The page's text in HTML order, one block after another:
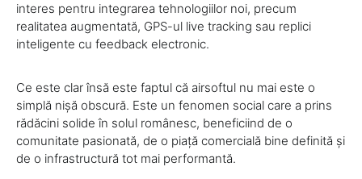
interes pentru integrarea tehnologiilor noi, precum
realitatea augmentată, GPS-ul live tracking sau replici
inteligente cu feedback electronic.
Ce este clar însă este faptul că airsoftul nu mai este o
simplă nișă obscură. Este un fenomen social care a prins
rădăcini solide în solul românesc, beneficiind de o
comunitate pasionată, de o piață comercială bine definită și
de o infrastructură tot mai performantă.